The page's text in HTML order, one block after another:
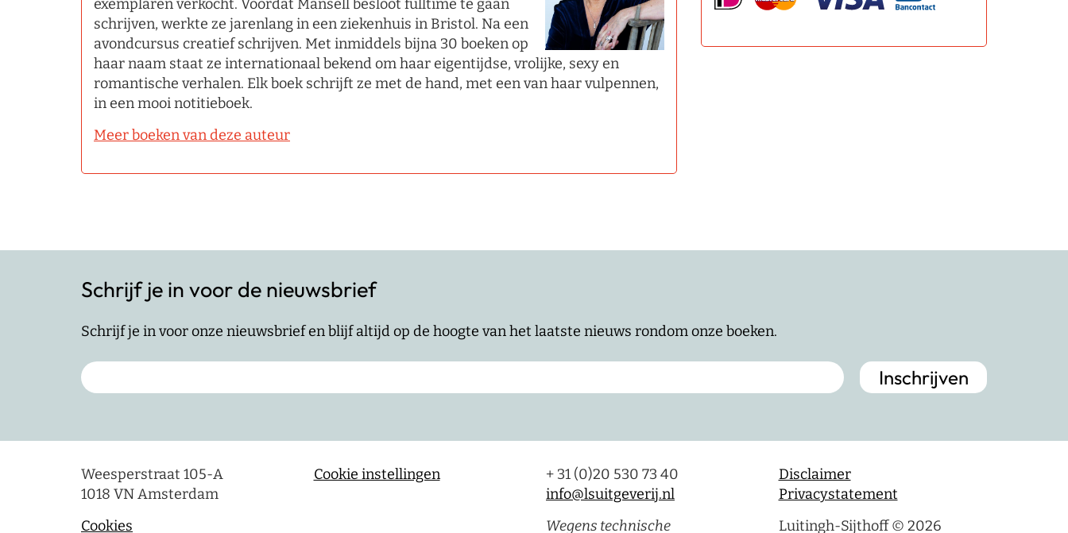
exemplaren verkocht. Voordat Mansell besloot fulltime te gaan
schrijven, werkte ze jarenlang in een ziekenhuis in Bristol. Na een
avondcursus creatief schrijven. Met inmiddels bijna 30 boeken op
haar naam staat ze internationaal bekend om haar eigentijdse, vrolijke, sexy en
romantische verhalen. Elk boek schrijft ze met de hand, met een van haar vulpennen,
in een mooi notitieboek.
Meer boeken van deze auteur
Schrijf je in voor de nieuwsbrief
Schrijf je in voor onze nieuwsbrief en blijf altijd op de hoogte van het laatste nieuws rondom onze boeken.
Weesperstraat 105-A
1018 VN Amsterdam
Cookies
Cookie instellingen
+ 31 (0)20 530 73 40
info@lsuitgeverij.nl
Wegens technische
Disclaimer
Privacystatement
Luitingh-Sijthoff © 2026